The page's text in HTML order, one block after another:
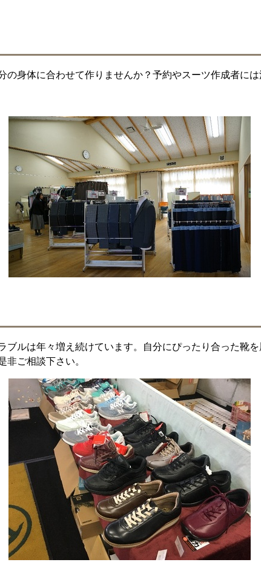
の身体に合わせて作りませんか？予約やスーツ作成者に
ルは年々増え続けています。自分にぴったり合った靴
非ご相談下さい。